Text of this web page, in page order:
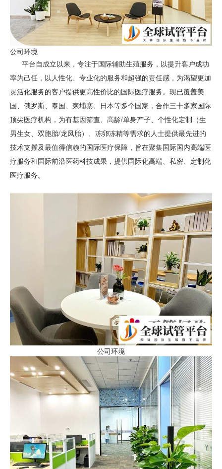
公司环境
平台自成立以来，专注于国际辅助生殖服务，以提升客户成功
率为己任，以人性化、专业化的服务和超强的责任感，为渴望更加
灵活化服务的客户提供更高性价比的国际医疗服务。现已覆盖美
国、俄罗斯、泰国、柬埔寨、日本等多个国家，合作三十多家国际
顶尖医疗机构，为有基因筛查、高龄/单身产子、个性化定制（生
男生女、双胞胎/龙凤胎）、冻卵冻精等需求的人士提供最先进的
技术支撑及最值得信赖的国际医疗保障，旨在聚集国际国内高端医
疗服务和国际前沿医药科技成果，提供国际化高端、私密、定制化
医疗服务。
公司环境